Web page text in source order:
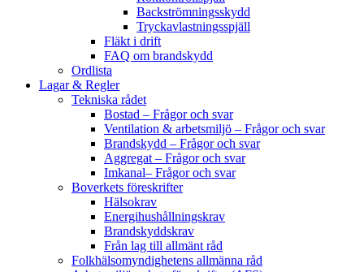
Backströmningsskydd
Tryckavlastningsspjäll
Fläkt i drift
FAQ om brandskydd
Ordlista
Lagar & Regler
Tekniska rådet
Bostad – Frågor och svar
Ventilation & arbetsmiljö – Frågor och svar
Brandskydd – Frågor och svar
Aggregat – Frågor och svar
Imkanal– Frågor och svar
Boverkets föreskrifter
Hälsokrav
Energihushållningskrav
Brandskyddskrav
Från lag till allmänt råd
Folkhälsomyndighetens allmänna råd